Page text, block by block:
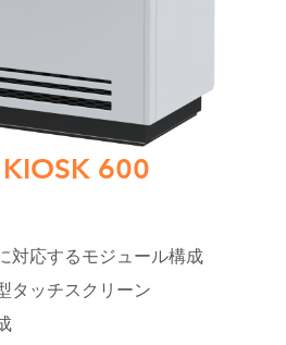
600
対応するモジュール構成
タッチスクリーン